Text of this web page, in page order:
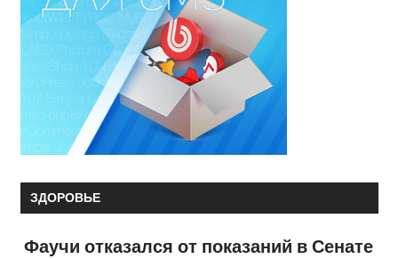
ЗДОРОВЬЕ
Фаучи отказался от показаний в Сенате